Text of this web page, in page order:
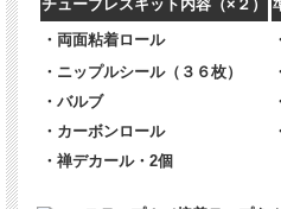
チューブレスキット内容（×２）
・両面粘着ロール
・ニップルシール（３６枚）
・バルブ
・カーボンロール
・禅デカール・2個